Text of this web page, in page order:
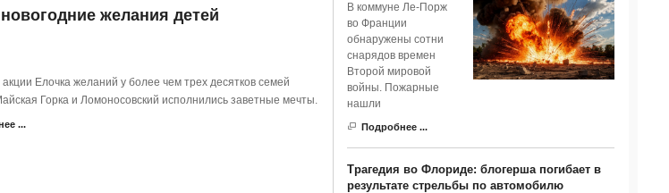
желания детей
акции Елочка желаний у более чем трех десятков семей
Горка и Ломоносовский исполнились заветные мечты.
...
В коммуне Ле-Порж
во Франции
обнаружены сотни
снарядов времен
Второй мировой
войны. Пожарные
нашли
Подробнее ...
Трагедия во Флориде: блогерша погибает в
результате стрельбы по автомобилю